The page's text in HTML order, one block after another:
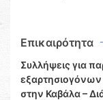
Επικαιρότητα
Συλλήψεις για
στην Καβάλα –